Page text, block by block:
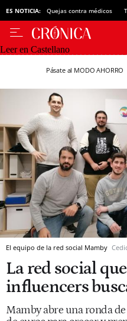
ES NOTICIA: Quejas contra médicos
Leer en Castellano
Pásate al MODO AHORRO
El equipo de la red social Mamby
La red social
influencers
Mamby abre una ronda